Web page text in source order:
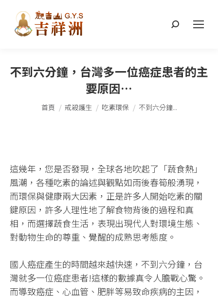
搜
不到六分鐘，台灣多一位癌症患者的主
要原因…
您在這裡：
首頁 戒殺護生 吃素環保 不到六分鐘...
這幾年，您是否發現，全球各地吹起了「蔬食熱」
風潮，各種吃素的論述與觀點如雨後春筍般湧現，
而環保與健康兩大因素，正是許多人開始吃素的關
鍵原因，許多人理性地了解食物背後的過程和真
相，而選擇蔬食生活，表現出現代人對環境生態、
對動物生命的尊重、覺醒的成熟思考態度。​
國人癌症產生的時間越來越快速，不到六分鐘，台
灣就多一位癌症患者!這樣的數據真令人膽戰心驚。
而導致癌症、心血管、肥胖等易致命疾病的主因，